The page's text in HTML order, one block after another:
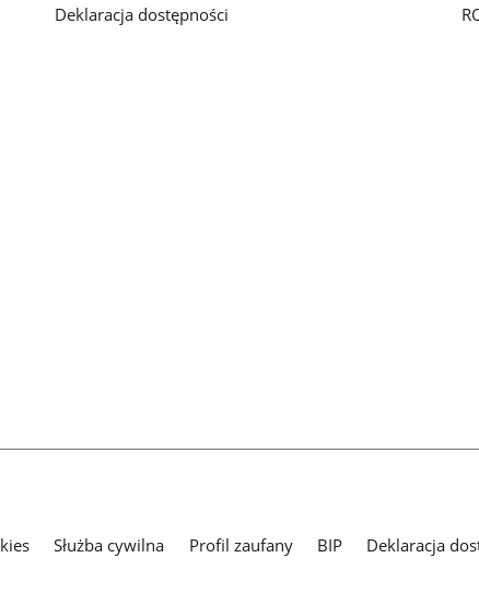
Deklaracja dostępności
Służba cywilna Profil zaufany BIP
Deklaracja